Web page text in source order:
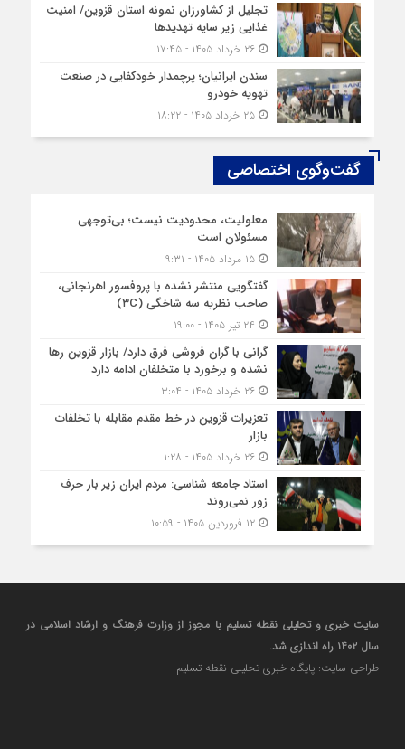
تجلیل از کشاورزان نمونه استان قزوین/ امنیت
غذایی زیر سایه تهدیدها
۲۶ خرداد ۱۴۰۵ - ۱۷:۴۵
سندن ایرانیان؛ پرچمدار خودکفایی در صنعت
تهویه خودرو
۲۵ خرداد ۱۴۰۵ - ۱۸:۲۲
گفت‌وگوی اختصاصی
معلولیت، محدودیت نیست؛ بی‌توجهی
مسئولان است
۱۵ مرداد ۱۴۰۵ - ۹:۳۱
گفتگویی منتشر نشده با پروفسور اهرنجانی،
صاحب نظریه سه‌ شاخگی (۳C)
گرانی با گران‌ فروشی فرق دارد/ بازار قزوین رها
نشده و برخورد با متخلفان ادامه دارد
۲۶ خرداد ۱۴۰۵ - ۳:۰۴
تعزیرات قزوین در خط مقدم مقابله با تخلفات
بازار
۲۶ خرداد ۱۴۰۵ - ۱:۲۸
استاد جامعه شناسی: مردم ایران زیر بار حرف
زور نمی‌روند
۱۲ فروردین ۱۴۰۵ - ۱۰:۵۹
سایت خبری و تحلیلی نقطه تسلیم با مجوز از وزارت فرهنگ و ارشاد اسلامی در
سال ۱۴۰۲ راه اندازی شد.
طراحی سایت: پایگاه خبری تحلیلی نقطه تسلیم